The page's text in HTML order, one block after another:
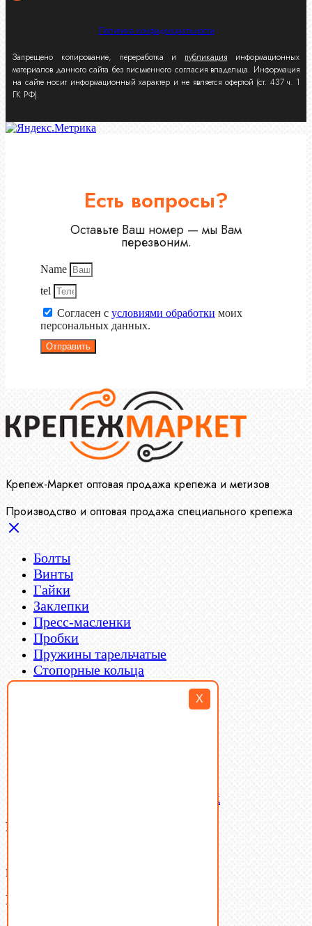
X
Политика конфиденциальности
Запрещено копирование, переработка и публикация информационных
материалов данного сайта без письменного согласия владельца. Информация
на сайте носит информационный характер и не является офертой (ст. 437 ч. 1
ГК РФ).
Есть вопросы?
Оставьте Ваш номер — мы Вам
перезвоним.
Name
tel
Согласен с условиями обработки моих
персональных данных.
Отправить
Крепеж-Маркет оптовая продажа крепежа и метизов
Производство и оптовая продажа специального крепежа
Болты
Винты
Гайки
Заклепки
Пресс-масленки
Пробки
Пружины тарельчатые
Стопорные кольца
Такелаж
Латунный и бронзовый крепеж
Ваша корзина
В корзине нет товаров.
Поиск